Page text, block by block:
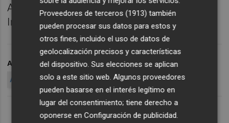
Alicante.
Imprimir
ARCHIVADO EN SÁNCHEZ ZAPLANA
REDES SOCIALES
ALCALDÍA DE ALICANTE
Proveedores de terceros (1913) también
pueden procesar sus datos para estos y
otros fines, incluido el uso de datos de
geolocalización precisos y características
del dispositivo. Sus elecciones se aplican
solo a este sitio web. Algunos proveedores
pueden basarse en el interés legítimo en
lugar del consentimiento; tiene derecho a
oponerse enConfiguración de publicidad.